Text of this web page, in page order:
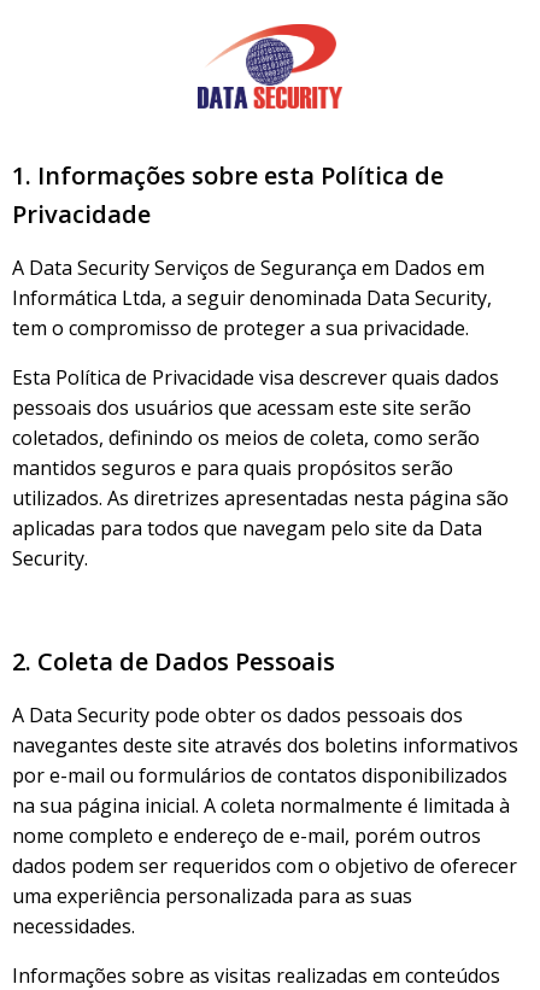
para
o
conteúdo
1. Informações sobre esta Política de
Privacidade
A Data Security Serviços de Segurança em Dados em
Informática Ltda, a seguir denominada Data Security,
tem o compromisso de proteger a sua privacidade.
Esta Política de Privacidade visa descrever quais dados
pessoais dos usuários que acessam este site serão
coletados, definindo os meios de coleta, como serão
mantidos seguros e para quais propósitos serão
utilizados. As diretrizes apresentadas nesta página são
aplicadas para todos que navegam pelo site da Data
Security.
2. Coleta de Dados Pessoais
A Data Security pode obter os dados pessoais dos
navegantes deste site através dos boletins informativos
por e-mail ou formulários de contatos disponibilizados
na sua página inicial. A coleta normalmente é limitada à
nome completo e endereço de e-mail, porém outros
dados podem ser requeridos com o objetivo de oferecer
uma experiência personalizada para as suas
necessidades.
Informações sobre as visitas realizadas em conteúdos